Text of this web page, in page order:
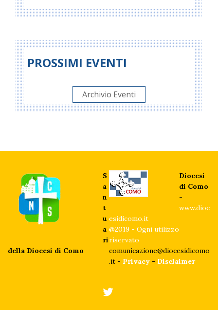
PROSSIMI EVENTI
Archivio Eventi
S
a
n
t
u
a
ri
della Diocesi di Como
Diocesi
di Como
-
www.dioc
esidicomo.it
@2019 - Ogni utilizzo
riservato
comunicazione@diocesidicomo
.it - Privacy - Disclaimer
twitter